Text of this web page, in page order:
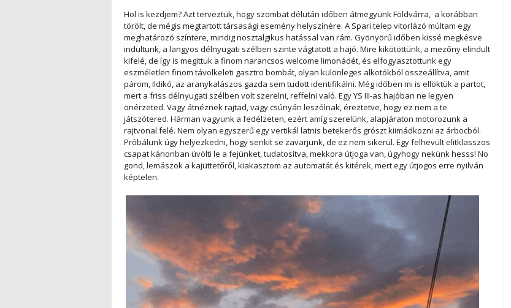
Hol is kezdjem? Azt terveztük, hogy szombat délután időben átmegyünk Földvárra, a korábban
törölt, de mégis megtartott társasági esemény helyszínére. A Spari telep vitorlázó múltam egy
meghatározó színtere, mindig nosztalgikus hatással van rám. Gyönyörű időben kissé megkésve
indultunk, a langyos délnyugati szélben szinte vágtatott a hajó. Mire kikötöttünk, a mezőny elindult
kifelé, de így is megittuk a finom narancsos welcome limonádét, és elfogyasztottunk egy
eszméletlen finom távolkeleti gasztro bombát, olyan különleges alkotókból összeállítva, amit
párom, Ildikó, az aranykalászos gazda sem tudott identifikálni. Még időben mi is ellöktük a partot,
mert a friss délnyugati szélben volt szerelni, reffelni való. Egy YS III-as hajóban ne legyen
önérzeted. Vagy átnéznek rajtad, vagy csúnyán leszólnak, éreztetve, hogy ez nem a te
játszótered. Hárman vagyunk a fedélzeten, ezért amíg szerelünk, alapjáraton motorozunk a
rajtvonal felé. Nem olyan egyszerű egy vertikál latnis betekerős grószt kiimádkozni az árbocból.
Próbálunk úgy helyezkedni, hogy senkit se zavarjunk, de ez nem sikerül. Egy felhevült elitklasszos
csapat kánonban üvölti le a fejünket, tudatosítva, mekkora útjoga van, úgyhogy nekünk hesss! No
gond, lemászok a kajüttetőről, kiakasztom az automatát és kitérek, mert egy útjogos erre nyilván
képtelen.